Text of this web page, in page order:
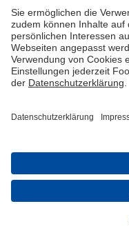
Widerruf
Cookie-Einstellungen